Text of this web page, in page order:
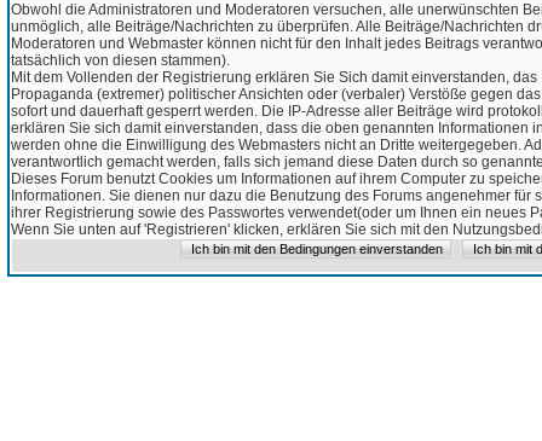
Obwohl die Administratoren und Moderatoren versuchen, alle unerwünschten
unmöglich, alle Beiträge/Nachrichten zu überprüfen. Alle Beiträge/Nachrichten
Moderatoren und Webmaster können nicht für den Inhalt jedes Beitrags
tatsächlich von diesen stammen).
Mit dem Vollenden der Registrierung erklären Sie Sich damit einverstanden,
Propaganda (extremer) politischer Ansichten oder (verbaler) Verstöße gegen
sofort und dauerhaft gesperrt werden. Die IP-Adresse aller Beiträge wird
erklären Sie sich damit einverstanden, dass die oben genannten Informationen
werden ohne die Einwilligung des Webmasters nicht an Dritte weitergegeben.
verantwortlich gemacht werden, falls sich jemand diese Daten durch so
Dieses Forum benutzt Cookies um Informationen auf ihrem Computer zu
Informationen. Sie dienen nur dazu die Benutzung des Forums angenehmer
ihrer Registrierung sowie des Passwortes verwendet(oder um Ihnen ein neues
Wenn Sie unten auf 'Registrieren' klicken, erklären Sie sich mit den